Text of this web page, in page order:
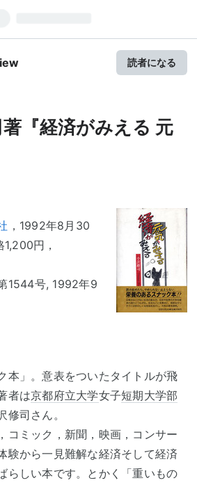
読者になる
『経済がみえる 元
，1992年8月30
円，
1544号, 1992年9
本」。意表をついたタイトルが飛
者は京都府立大学女子短期大学部
修司さん。
コミック，新聞，映画，コンサー
験から一見難解な経済そして経済
らしい本です。とかく「重いもの